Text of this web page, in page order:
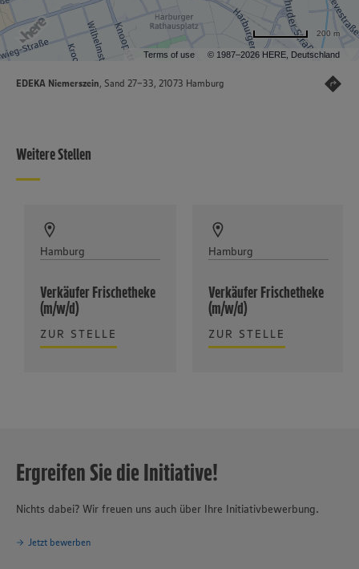
Terms of use © 1987–2026 HERE, Deutschland
200 m
EDEKA Niemerszein, Sand 27-33, 21073 Hamburg
Weitere Stellen
Hamburg
Verkäufer Frischetheke
(m/w/d)
ZUR STELLE
Hamburg
Verkäufer Frischetheke
(m/w/d)
ZUR STELLE
Ergreifen Sie die Initiative!
Nichts dabei? Wir freuen uns auch über Ihre Initiativbewerbung.
Jetzt bewerben